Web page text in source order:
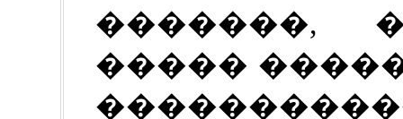
�������,
�����